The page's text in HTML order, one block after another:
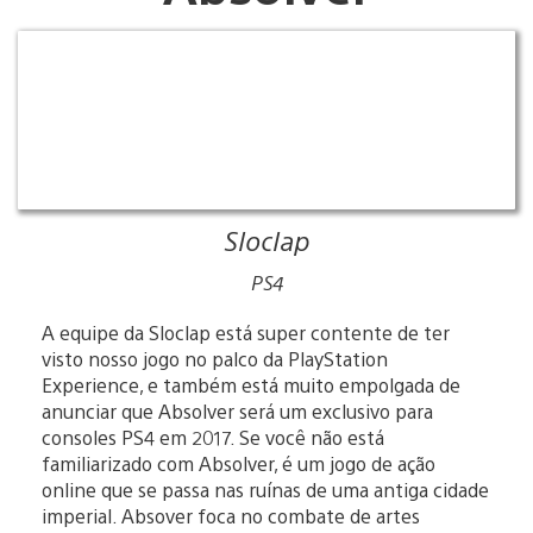
Sloclap
PS4
A equipe da Sloclap está super contente de ter
visto nosso jogo no palco da PlayStation
Experience, e também está muito empolgada de
anunciar que Absolver será um exclusivo para
consoles PS4 em 2017. Se você não está
familiarizado com Absolver, é um jogo de ação
online que se passa nas ruínas de uma antiga cidade
imperial. Absover foca no combate de artes